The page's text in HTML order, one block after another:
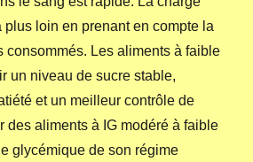
loin en prenant en compte la
consommés. Les aliments à faible
un niveau de sucre stable,
et un meilleur contrôle de
des aliments à IG modéré à faible
glycémique de son régime